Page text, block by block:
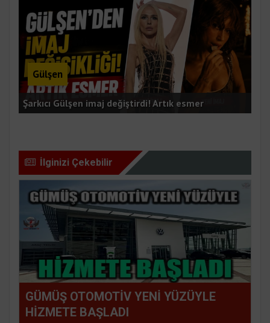
Gülşen
Şarkıcı Gülşen imaj değiştirdi! Artık esmer
İlginizi Çekebilir
GÜMÜŞ OTOMOTİV YENİ YÜZÜYLE
HİZMETE BAŞLADI